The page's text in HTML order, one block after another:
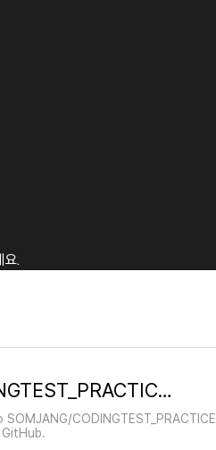
요.
GitHub - SOMJANG/CODINGTEST_PRACTICE: 1일 1문제 since 2020.02.07
CODINGTEST_PRACTICE